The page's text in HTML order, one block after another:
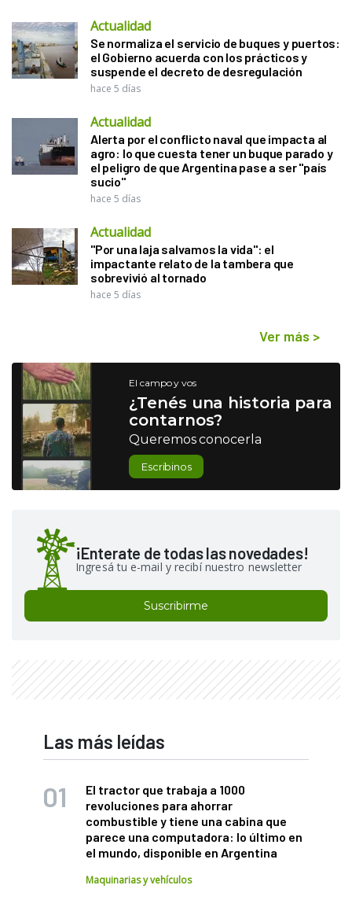
Actualidad
Se normaliza el servicio de buques y puertos:
el Gobierno acuerda con los prácticos y
suspende el decreto de desregulación
hace 5 días
Actualidad
Alerta por el conflicto naval que impacta al
agro: lo que cuesta tener un buque parado y
el peligro de que Argentina pase a ser "país
sucio"
hace 5 días
Actualidad
"Por una laja salvamos la vida": el
impactante relato de la tambera que
sobrevivió al tornado
hace 5 días
Ver más >
El campo y vos
¿Tenés una historia para
contarnos?
Queremos conocerla
Escribinos
¡Enterate de todas las novedades!
Ingresá tu e-mail y recibí nuestro newsletter
Suscribirme
Las más leídas
El tractor que trabaja a 1000
revoluciones para ahorrar
combustible y tiene una cabina que
parece una computadora: lo último en
el mundo, disponible en Argentina
Maquinarias y vehículos